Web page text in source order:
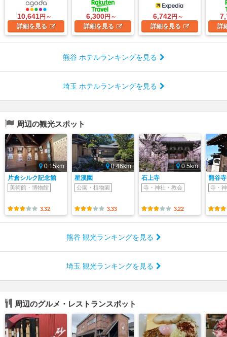
10,641円～
詳細を見る
6,300円～
詳細を見る
6,742円～
詳細を見る 詳
熊谷 ホテルランキングを見る
埼玉 ホテルランキングを見る
周辺の観光スポット
0.15km
片倉シルク記念館
美術館・博物館
3.32
0.46km
星溪園
公園・植物園
3.33
0.5km
石上寺
寺・神社・教会
3.22
熊谷寺
寺・
熊谷 観光ランキングを見る
埼玉 観光ランキングを見る
周辺のグルメ・レストランスポット